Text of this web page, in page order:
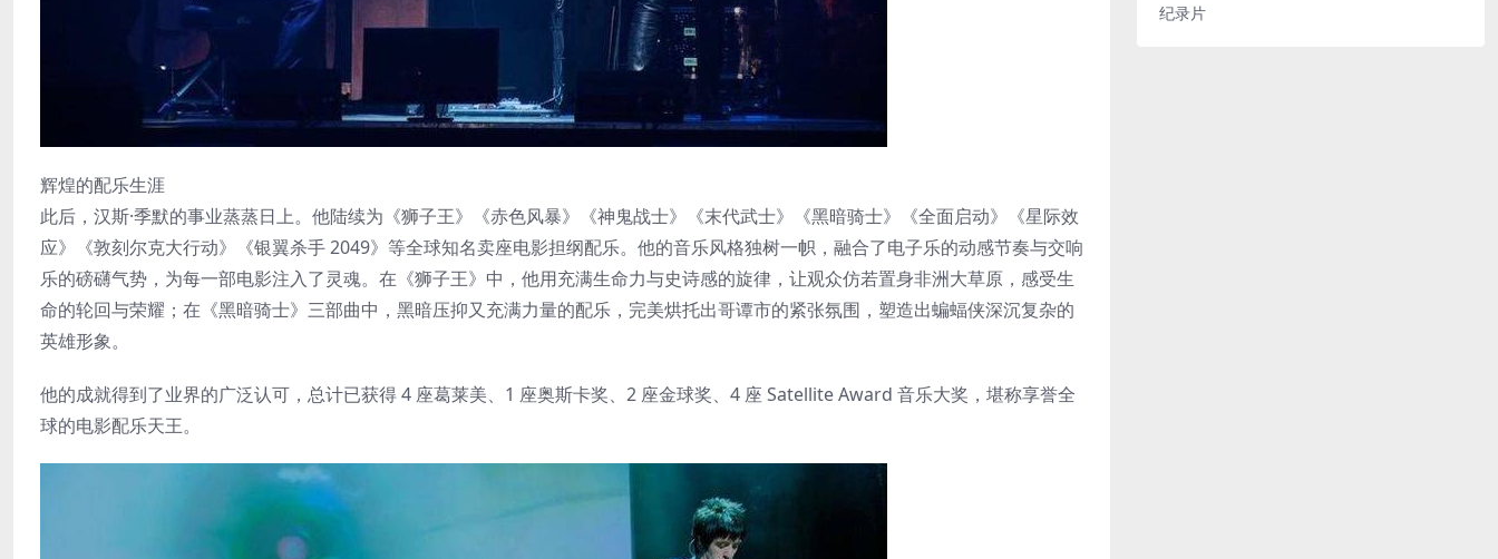
辉煌的配乐生涯
此后，汉斯·季默的事业蒸蒸日上。他陆续为《狮子王》《赤色风暴》《神鬼战士》《末代武士》《黑暗骑士》《全面启动》《星际效
应》《敦刻尔克大行动》《银翼杀手 2049》等全球知名卖座电影担纲配乐。他的音乐风格独树一帜，融合了电子乐的动感节奏与交响
乐的磅礴气势，为每一部电影注入了灵魂。在《狮子王》中，他用充满生命力与史诗感的旋律，让观众仿若置身非洲大草原，感受生
命的轮回与荣耀；在《黑暗骑士》三部曲中，黑暗压抑又充满力量的配乐，完美烘托出哥谭市的紧张氛围，塑造出蝙蝠侠深沉复杂的
英雄形象。
他的成就得到了业界的广泛认可，总计已获得 4 座葛莱美、1 座奥斯卡奖、2 座金球奖、4 座 Satellite Award 音乐大奖，堪称享誉全
球的电影配乐天王。
纪录片